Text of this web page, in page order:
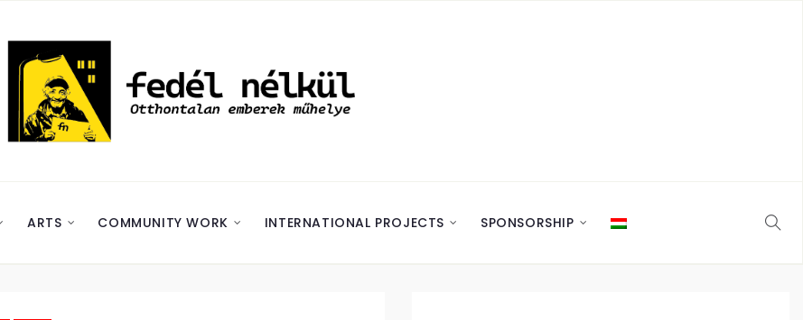
ARTS COMMUNITY WORK INTERNATIONAL PROJECTS SPONSORSHIP